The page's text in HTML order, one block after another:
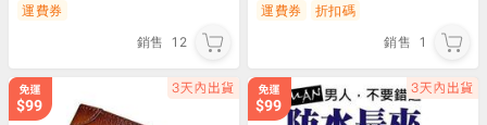
運費券
銷售 12
運費券
折扣碼
銷售 1